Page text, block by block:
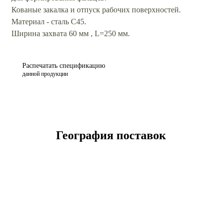
Кованые закалка и отпуск рабочих поверхностей.
Материал - сталь С45.
Ширина захвата 60 мм , L=250 мм.
Распечатать спецификацию
данной продукции
География поставок